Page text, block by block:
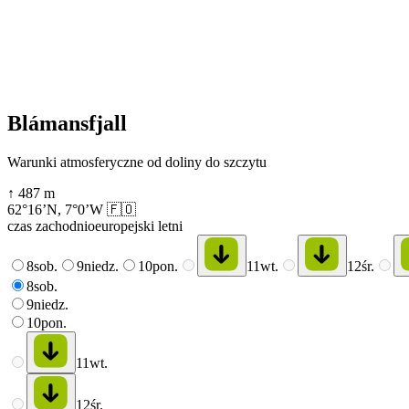
Blámansfjall
Warunki atmosferyczne od doliny do szczytu
↑ 487 m
62°16’N, 7°0’W 🇫🇴
czas zachodnioeuropejski letni
8sob. 9niedz. 10pon. 11wt. 12śr.
8sob.
9niedz.
10pon.
11wt.
12śr.